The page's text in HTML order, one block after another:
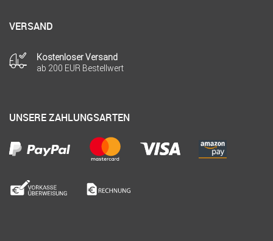
VERSAND
Kostenloser Versand
ab 200 EUR Bestellwert
UNSERE ZAHLUNGSARTEN